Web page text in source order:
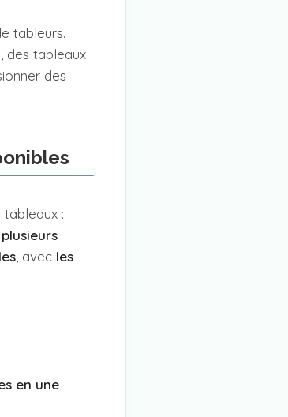
tableurs.
des tableaux
des
:
plusieurs
, avec les
en une